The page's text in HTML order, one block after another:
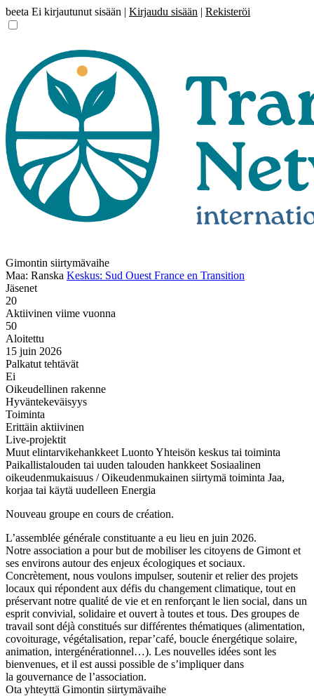
beeta Ei kirjautunut sisään | Kirjaudu sisään | Rekisteröi
Gimontin siirtymävaihe
Maa: Ranska Keskus: Sud Ouest France en Transition
Jäsenet
20
Aktiivinen viime vuonna
50
Aloitettu
15 juin 2026
Palkatut tehtävät
Ei
Oikeudellinen rakenne
Hyväntekeväisyys
Toiminta
Erittäin aktiivinen
Live-projektit
Muut elintarvikehankkeet LuontoYhteisön keskus tai toiminta
Paikallistalouden tai uuden talouden hankkeet Sosiaalinen
oikeudenmukaisuus / Oikeudenmukainen siirtymä toiminta Jaa,
korjaa tai käytä uudelleen Energia
Nouveau groupe en cours de création.
L’assemblée générale constituante a eu lieu en juin 2026.
Notre association a pour but de mobiliser les citoyens de Gimont et
ses environs autour des enjeux écologiques et sociaux.
Concrètement, nous voulons impulser, soutenir et relier des projets
locaux qui répondent aux défis du changement climatique, tout en
préservant notre qualité de vie et en renforçant le lien social, dans un
esprit convivial, solidaire et ouvert à toutes et tous. Des groupes de
travail sont déjà constitués sur différentes thématiques (alimentation,
covoiturage, végétalisation, repar’café, boucle énergétique solaire,
animation, intergénérationnel…). Les nouvelles idées sont les
bienvenues, et il est aussi possible de s’impliquer dans
la gouvernance de l’association.
Ota yhteyttä Gimontin siirtymävaihe